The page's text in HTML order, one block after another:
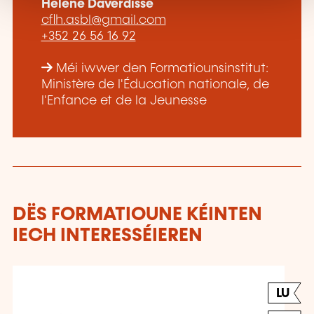
Helene Daverdisse
cflh.asbl@gmail.com
+352 26 56 16 92
Méi iwwer den Formatiounsinstitut:
Ministère de l'Éducation nationale, de
l'Enfance et de la Jeunesse
DËS FORMATIOUNE KÉINTEN
IECH INTERESSÉIEREN
LU